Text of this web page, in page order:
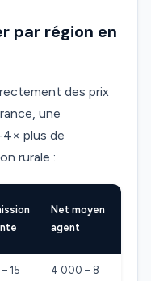
par région en
des prix
une
plus de
rurale :
Net moyen
agent
15
4 000 – 8